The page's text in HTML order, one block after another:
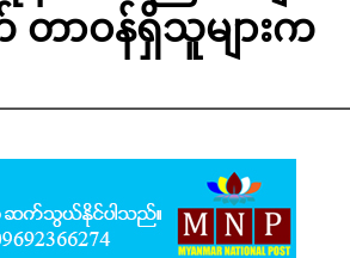
ာဝန်ရှိသူများက